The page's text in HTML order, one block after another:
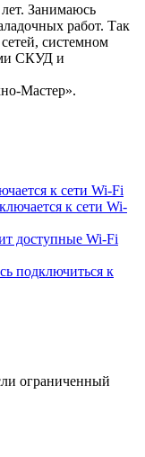
Занимаюсь
работ. Так
системном
СКУД и
Мастер».
к сети Wi-Fi
к сети Wi-
доступные Wi-Fi
подключиться к
ограниченный